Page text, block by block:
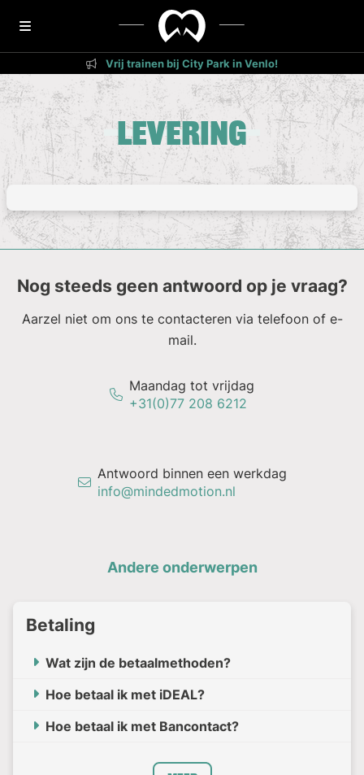
Vrij trainen bij City Park in Venlo!
Levering
Nog steeds geen antwoord op je vraag?
Aarzel niet om ons te contacteren via telefoon of e-
mail.
Maandag tot vrijdag
+31(0)77 208 6212
Antwoord binnen een werkdag
info@mindedmotion.nl
Andere onderwerpen
Betaling
Wat zijn de betaalmethoden?
Hoe betaal ik met iDEAL?
Hoe betaal ik met Bancontact?